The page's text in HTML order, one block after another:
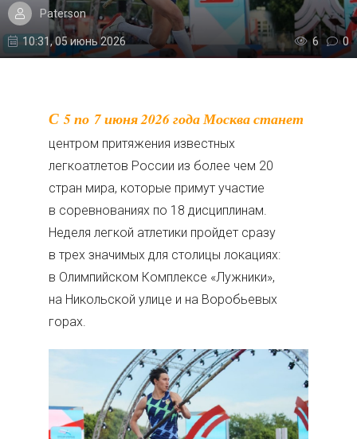
Paterson
10:31, 05 июнь 2026 6 0
С 5 по 7 июня 2026 года Москва станет
центром притяжения известных
легкоатлетов России из более чем 20
стран мира, которые примут участие
в соревнованиях по 18 дисциплинам.
Неделя легкой атлетики пройдет сразу
в трех значимых для столицы локациях:
в Олимпийском Комплексе «Лужники»,
на Никольской улице и на Воробьевых
горах.